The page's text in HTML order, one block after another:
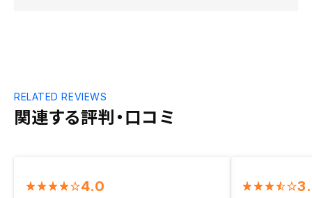
関連する評判・口コミ
RELATED REVIEWS
4.0